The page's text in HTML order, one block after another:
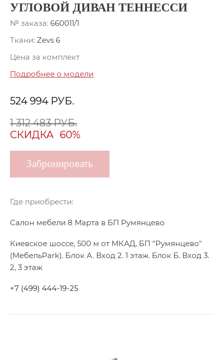
УГЛОВОЙ ДИВАН ТЕННЕССИ
№ заказа: 660011/1
Ткани: Zevs 6
Цена за комплект
Подробнее о модели
524 994 РУБ.
1 312 483 РУБ.
СКИДКА 60%
Забронировать
Где приобрести:
Салон мебели 8 Марта в БП Румянцево
Киевское шоссе, 500 м от МКАД, БП "Румянцево"
(МебельPark). Блок А. Вход 2. 1 этаж. Блок Б. Вход 3.
2, 3 этаж
+7 (499) 444-19-25